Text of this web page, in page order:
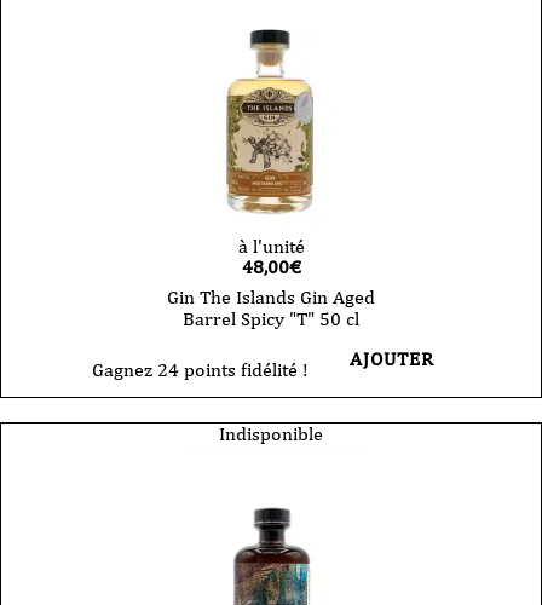
à l'unité
48,00€
Gin The Islands Gin Aged
Barrel Spicy "T" 50 cl
Gagnez 24 points fidélité ! AJOUTER
Indisponible